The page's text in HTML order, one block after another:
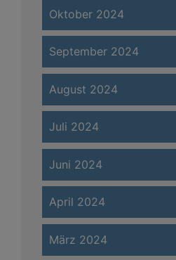
Oktober 2024
September 2024
August 2024
Juli 2024
Juni 2024
April 2024
März 2024